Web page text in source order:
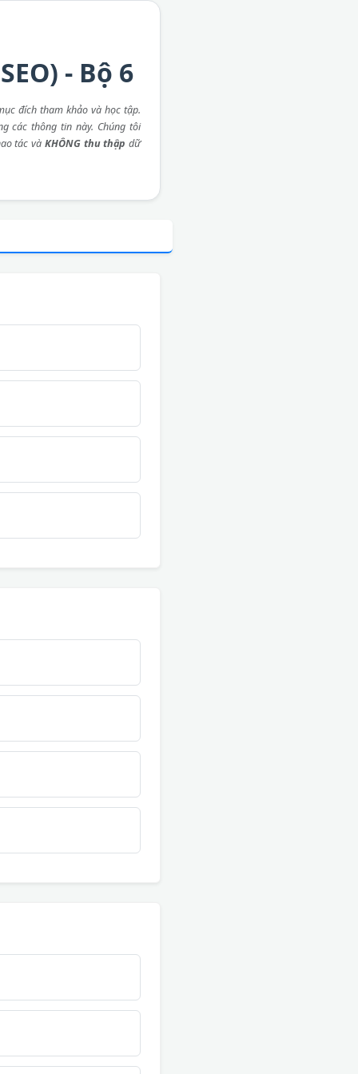
- Bộ 6
đích tham khảo và học tập.
các thông tin này. Chúng tôi
tác và KHÔNG thu thập dữ